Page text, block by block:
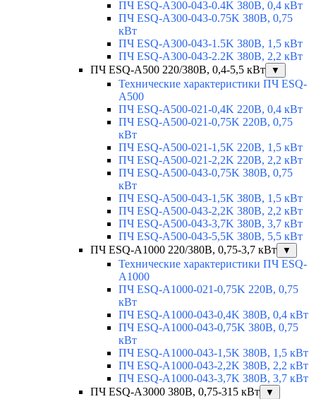
ПЧ ESQ-A300-043-0.4K 380В, 0,4 кВт
ПЧ ESQ-A300-043-0.75K 380В, 0,75
кВт
ПЧ ESQ-A300-043-1.5K 380В, 1,5 кВт
ПЧ ESQ-A300-043-2.2K 380В, 2,2 кВт
ПЧ ESQ-A500 220/380В, 0,4-5,5 кВт
▼
Технические характеристики ПЧ ESQ-
A500
ПЧ ESQ-A500-021-0,4K 220В, 0,4 кВт
ПЧ ESQ-A500-021-0,75K 220В, 0,75
кВт
ПЧ ESQ-A500-021-1,5K 220В, 1,5 кВт
ПЧ ESQ-A500-021-2,2K 220В, 2,2 кВт
ПЧ ESQ-A500-043-0,75K 380В, 0,75
кВт
ПЧ ESQ-A500-043-1,5K 380В, 1,5 кВт
ПЧ ESQ-A500-043-2,2K 380В, 2,2 кВт
ПЧ ESQ-A500-043-3,7K 380В, 3,7 кВт
ПЧ ESQ-A500-043-5,5K 380В, 5,5 кВт
ПЧ ESQ-A1000 220/380В, 0,75-3,7 кВт
▼
Технические характеристики ПЧ ESQ-
A1000
ПЧ ESQ-A1000-021-0,75K 220В, 0,75
кВт
ПЧ ESQ-A1000-043-0,4K 380В, 0,4 кВт
ПЧ ESQ-A1000-043-0,75K 380В, 0,75
кВт
ПЧ ESQ-A1000-043-1,5K 380В, 1,5 кВт
ПЧ ESQ-A1000-043-2,2K 380В, 2,2 кВт
ПЧ ESQ-A1000-043-3,7K 380В, 3,7 кВт
ПЧ ESQ-A3000 380В, 0,75-315 кВт
▼